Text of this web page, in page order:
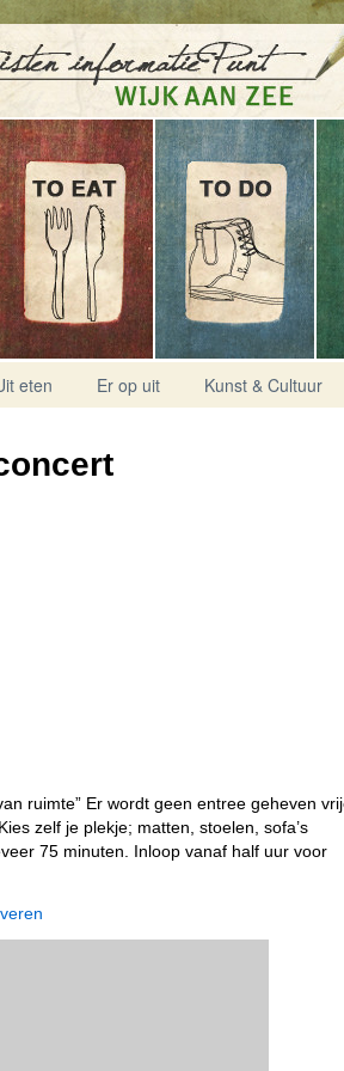
eten Er op uit Kunst & Cultuur
ruimte” Er wordt geen entree geheven
zelf je plekje; matten, stoelen, sofa’s
75 minuten. Inloop vanaf half uur voor